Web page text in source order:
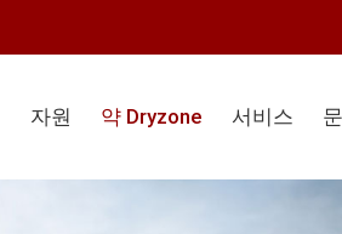
자원 약 Dryzone 서비스